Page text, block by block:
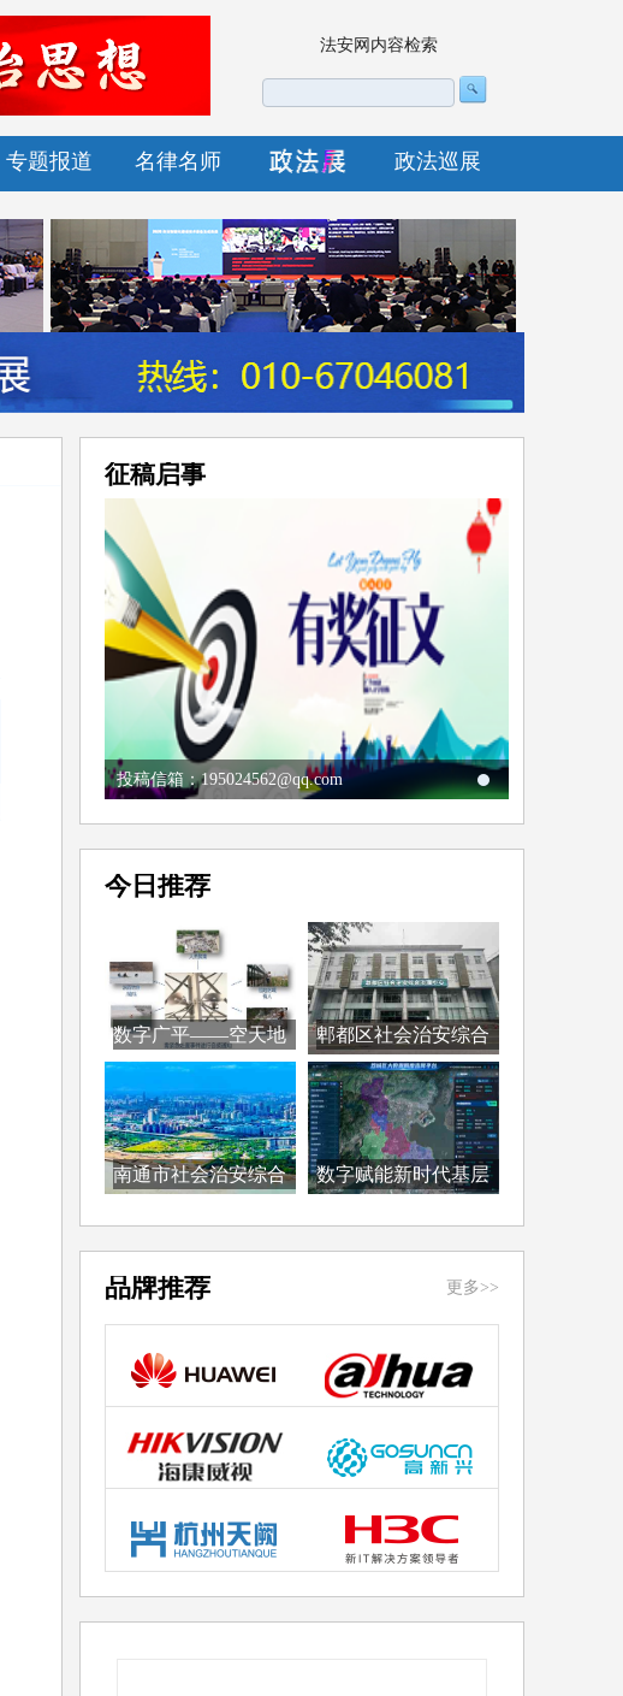
法安网内容检索
专题报道 名律名师 政法巡展
征稿启事
投稿信箱：195024562@qq.com
今日推荐
数字广平——空天地
全...
郫都区社会治安综合
治...
南通市社会治安综合
数字赋能新时代基层
品牌推荐 更多>>